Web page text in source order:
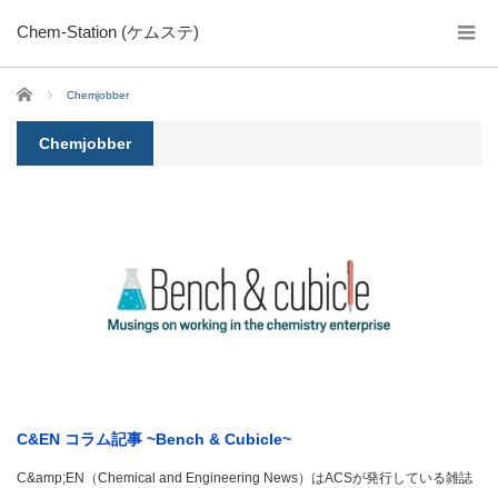
Chem-Station (ケムステ)
ホーム Chemjobber
Chemjobber
C&EN コラム記事 ~Bench & Cubicle~
C&amp;EN（Chemical and Engineering News）はACSが発行している雑誌